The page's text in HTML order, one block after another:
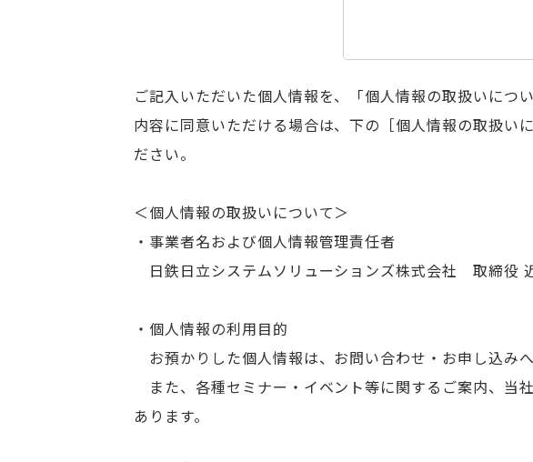
ご記入いただいた個人情報を、「個人情報の取扱いにつ
内容に同意いただける場合は、下の［個人情報の取扱い
ださい。
＜個人情報の取扱いについて＞
・事業者名および個人情報管理責任者
日鉄日立システムソリューションズ株式会社 取締役
・個人情報の利用目的
お預かりした個人情報は、お問い合わせ・お申し込みへ
また、各種セミナー・イベント等に関するご案内、当
あります。